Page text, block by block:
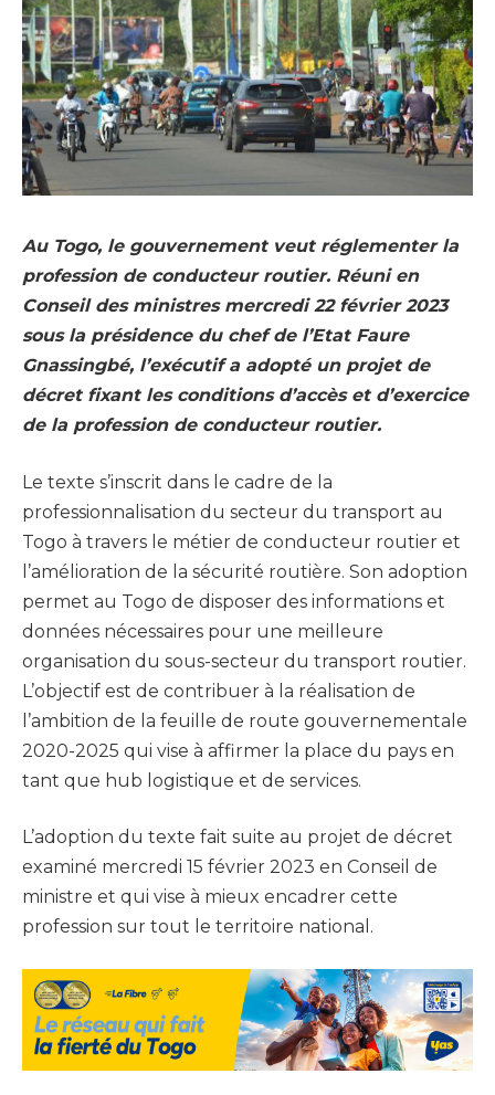
Au Togo, le gouvernement veut réglementer la
profession de conducteur routier. Réuni en
Conseil des ministres mercredi 22 février 2023
sous la présidence du chef de l’Etat Faure
Gnassingbé, l’exécutif a adopté un projet de
décret fixant les conditions d’accès et d’exercice
de la profession de conducteur routier.
Le texte s’inscrit dans le cadre de la
professionnalisation du secteur du transport au
Togo à travers le métier de conducteur routier et
l’amélioration de la sécurité routière. Son adoption
permet au Togo de disposer des informations et
données nécessaires pour une meilleure
organisation du sous-secteur du transport routier.
L’objectif est de contribuer à la réalisation de
l’ambition de la feuille de route gouvernementale
2020-2025 qui vise à affirmer la place du pays en
tant que hub logistique et de services.
L’adoption du texte fait suite au projet de décret
examiné mercredi 15 février 2023 en Conseil de
ministre et qui vise à mieux encadrer cette
profession sur tout le territoire national.